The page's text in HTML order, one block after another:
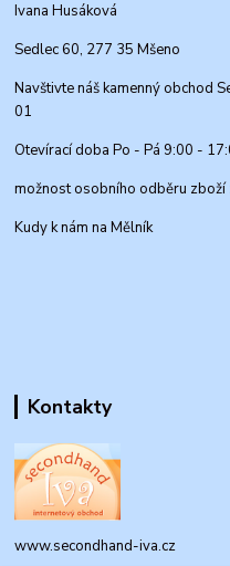
Ivana Husáková
Sedlec 60, 277 35 Mšeno
Navštivte náš kamenný obchod
01
Otevírací doba Po - Pá 9:00 -
možnost osobního odběru zboží
Kudy k nám na Mělník
Kontakty
www.secondhand-iva.cz